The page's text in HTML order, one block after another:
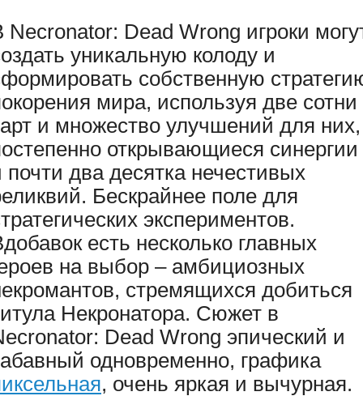
Necronator: Dead Wrong игроки
уникальную колоду и
собственную
мира, используя две сотни
и множество улучшений для них,
открывающиеся синергии
почти два десятка нечестивых
Бескрайнее поле для
экспериментов.
есть несколько главных
на выбор – амбициозных
стремящихся добиться
Некронатора. Сюжет в
Dead Wrong эпический и
одновременно, графика
, очень яркая и вычурная.